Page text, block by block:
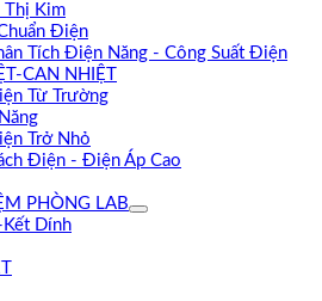
Thị Kim
Điện
Tích Điện Năng - Công Suất Điện
CAN NHIỆT
Từ Trường
Trở Nhỏ
Điện - Điện Áp Cao
PHÒNG LAB
Dính